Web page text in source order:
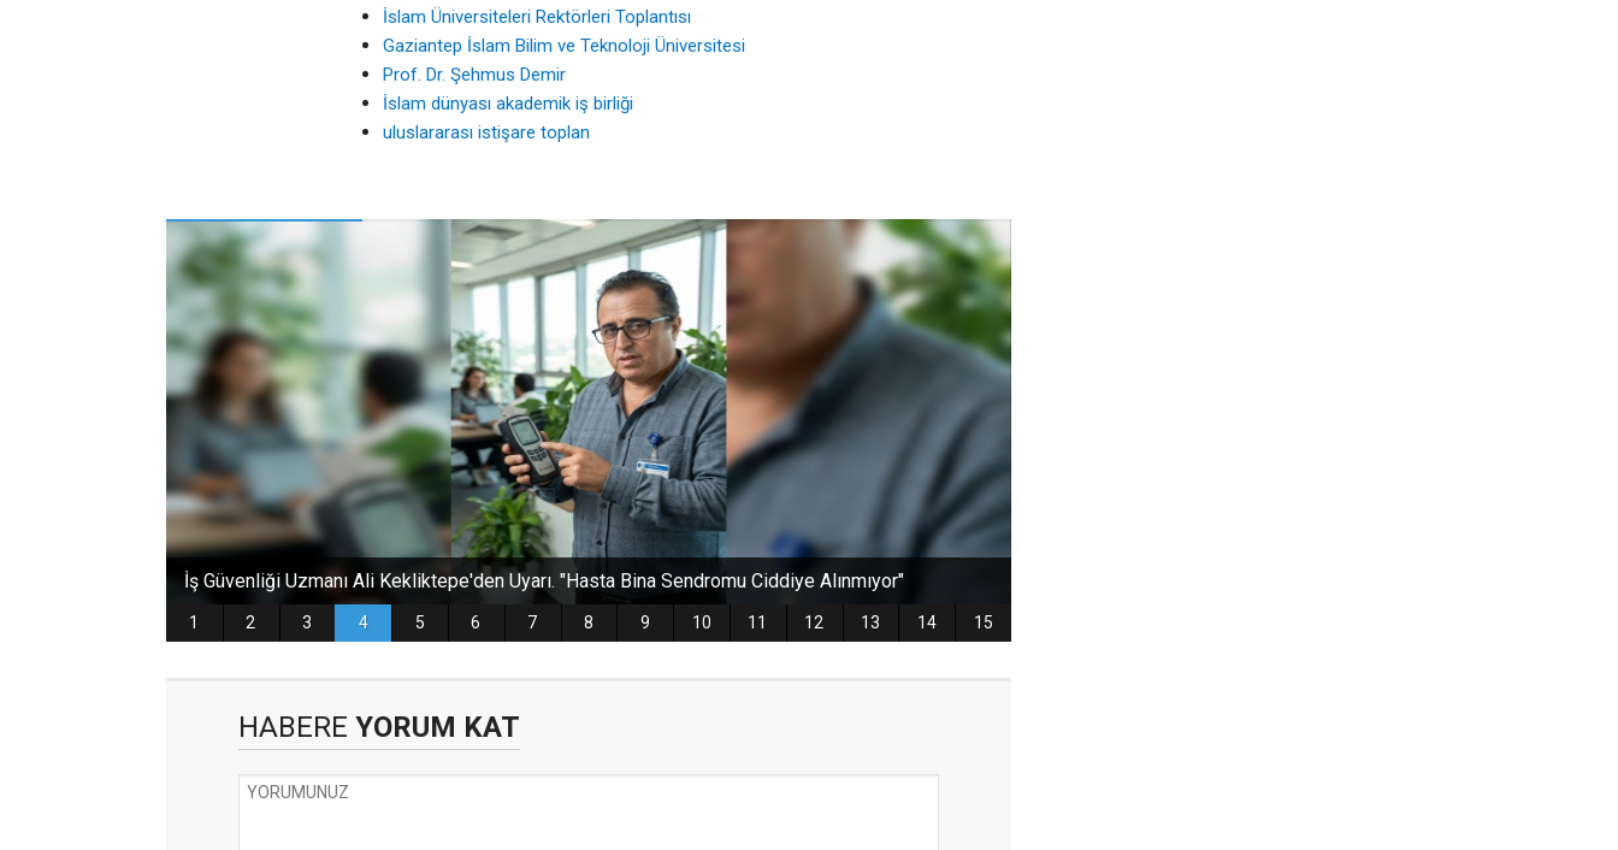
İslam Üniversiteleri Rektörleri Toplantısı
Gaziantep İslam Bilim ve Teknoloji Üniversitesi
Prof. Dr. Şehmus Demir
İslam dünyası akademik iş birliği
uluslararası istişare toplan
HABERE YORUM KAT